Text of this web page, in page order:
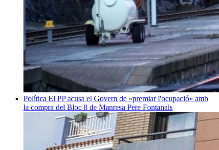
Política El PP acusa el Govern de «premiar l'ocupació» amb
la compra del Bloc 8 de Manresa Pere Fontanals